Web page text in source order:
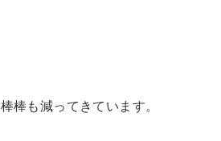
棒も減ってきています。